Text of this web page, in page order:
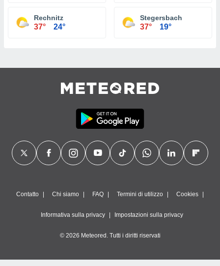
Rechnitz
37° 24°
Stegersbach
37° 19°
Contatto Chi siamo FAQ Termini di utilizzo Cookies
Informativa sulla privacy Impostazioni sulla privacy
© 2026 Meteored. Tutti i diritti riservati